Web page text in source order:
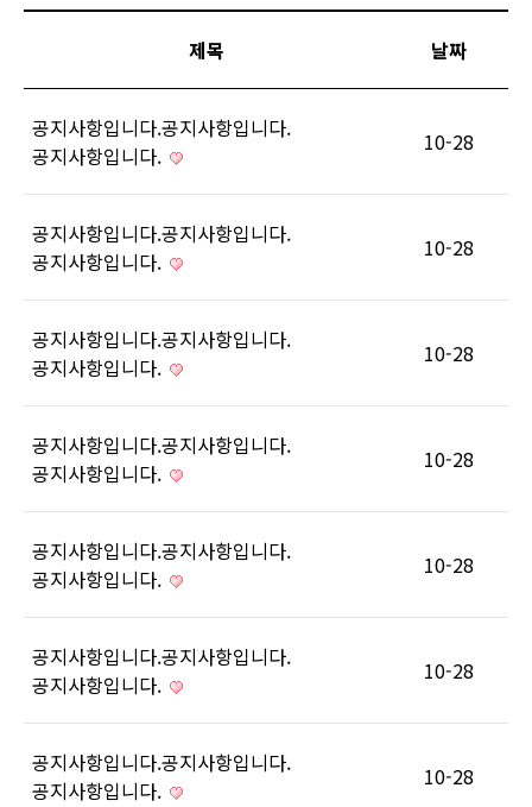
제목 날짜
공지사항입니다.공지사항입니다.
공지사항입니다.
10-28
공지사항입니다.공지사항입니다.
공지사항입니다.
10-28
공지사항입니다.공지사항입니다.
공지사항입니다.
10-28
공지사항입니다.공지사항입니다.
공지사항입니다.
10-28
공지사항입니다.공지사항입니다.
공지사항입니다.
10-28
공지사항입니다.공지사항입니다.
공지사항입니다.
10-28
공지사항입니다.공지사항입니다.
공지사항입니다.
10-28